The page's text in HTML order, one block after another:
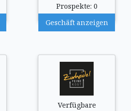
Prospekte: 0
Geschäft anzeigen
Verfügbare